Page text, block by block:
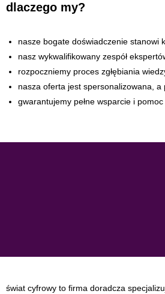
dlaczego my?
nasze bogate doświadczenie stanowi
nasz wykwalifikowany zespół
rozpoczniemy proces zgłębiania
nasza oferta jest spersonalizowana,
gwarantujemy pełne wsparcie i
świat cyfrowy to firma doradcza